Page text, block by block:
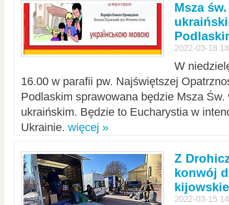
Msza
2022-03-18
W
16.00 w parafii pw. Najświętszej
Podlaskim sprawowana będzie Msza Św.
ukraińskim. Będzie to Eucharystia w
Ukrainie. więcej »
Z
konwój
2022-03-15